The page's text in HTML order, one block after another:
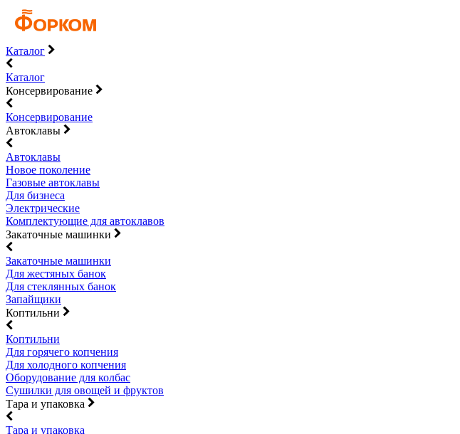
Каталог
Каталог
Консервирование
Консервирование
Автоклавы
Автоклавы
Новое поколение
Газовые автоклавы
Для бизнеса
Электрические
Комплектующие для автоклавов
Закаточные машинки
Закаточные машинки
Для жестяных банок
Для стеклянных банок
Запайщики
Коптильни
Коптильни
Для горячего копчения
Для холодного копчения
Оборудование для колбас
Сушилки для овощей и фруктов
Тара и упаковка
Тара и упаковка